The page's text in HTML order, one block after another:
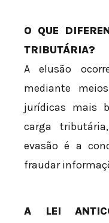
O QUE
TRIBUTÁRIA?
A elusão
mediante
jurídicas mais
carga
evasão é a
fraudar
A LEI